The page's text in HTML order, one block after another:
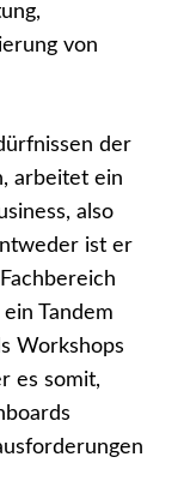
von
der
arbeitet ein
also
ist er
Tandem
Workshops
es somit,